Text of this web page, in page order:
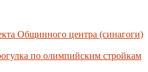
Общинного центра (синагоги)
по олимпийским стройкам